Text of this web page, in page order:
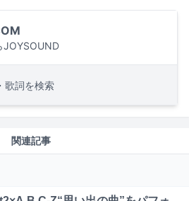
JOYSOUND
歌詞を検索
関連記事